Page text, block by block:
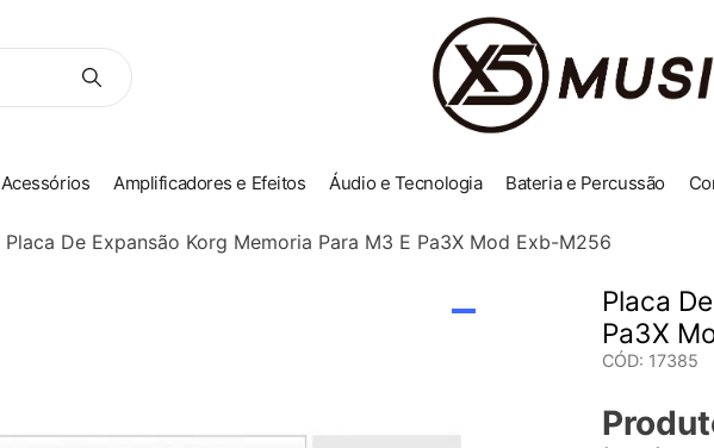
Acessórios Amplificadores e Efeitos Áudio e Tecnologia Bateria e Percussão
Placa De Expansão Korg Memoria Para M3 E Pa3X Mod Exb-M256
Placa
Pa3X
CÓD: 17385